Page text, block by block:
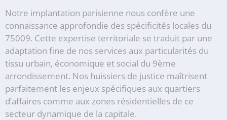
Notre implantation parisienne nous confère une
connaissance approfondie des spécificités locales du
75009. Cette expertise territoriale se traduit par une
adaptation fine de nos services aux particularités du
tissu urbain, économique et social du 9ème
arrondissement. Nos huissiers de justice maîtrisent
parfaitement les enjeux spécifiques aux quartiers
d’affaires comme aux zones résidentielles de ce
secteur dynamique de la capitale.